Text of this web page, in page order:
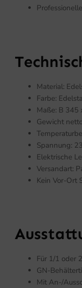
Material:
Farbe:
Maße: B 345
Gewicht
Spannung:
Elektrische
Versandart:
Kein Vor-Ort
Für 1/1 oder
GN-
Mit An-/